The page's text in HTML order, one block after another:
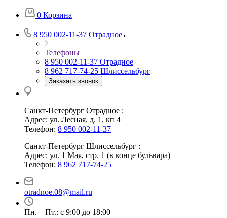
0 Корзина
8 950 002-11-37 Отрадное
Телефоны
8 950 002-11-37 Отрадное
8 962 717-74-25 Шлиссельбург
Заказать звонок
Санкт-Петербург Отрадное :
Адрес: ул. Лесная, д. 1, кп 4
Телефон: 8 950 002-11-37
Санкт-Петербург Шлиссельбург :
Адрес: ул. 1 Мая, стр. 1 (в конце бульвара)
Телефон: 8 962 717-74-25
otradnoe.08@mail.ru
Пн. – Пт.: с 9:00 до 18:00